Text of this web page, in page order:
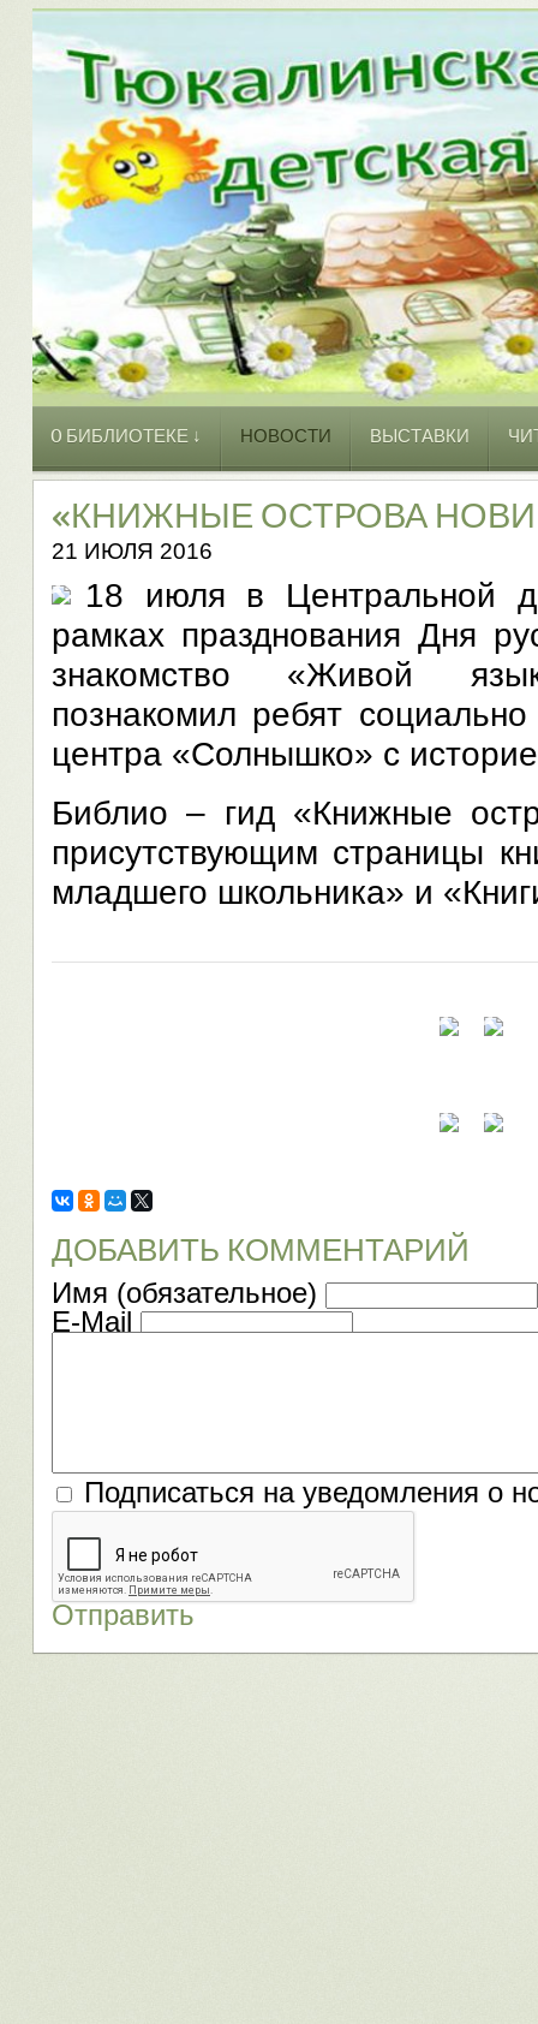
O БИБЛИОТЕКЕ ↓ НОВОСТИ ВЫСТАВКИ
«КНИЖНЫЕ ОСТРОВА
21 ИЮЛЯ 2016
18 июля в Центральной
рамках празднования Дня
знакомство «Живой
познакомил ребят
центра «Солнышко» с
Библио – гид «Книжные
присутствующим страницы
младшего школьника» и
ДОБАВИТЬ КОММЕНТАРИЙ
Имя (обязательное)
E-Mail
Подписаться на уведомления о
Отправить